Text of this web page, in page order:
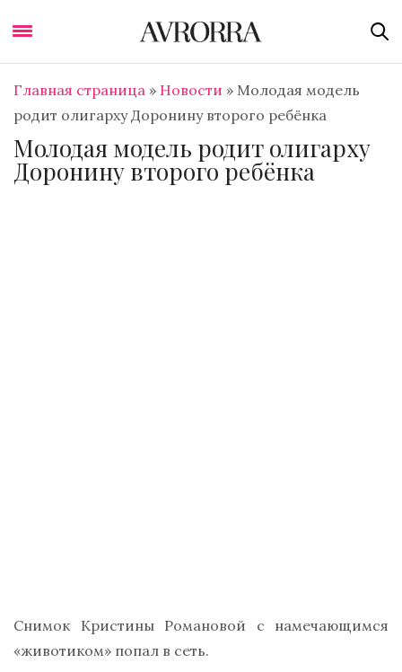
Главная страница » Новости » Молодая модель
родит олигарху Доронину второго ребёнка
Молодая модель родит олигарху
Доронину второго ребёнка
Снимок Кристины Романовой с намечающимся
«животиком» попал в сеть.